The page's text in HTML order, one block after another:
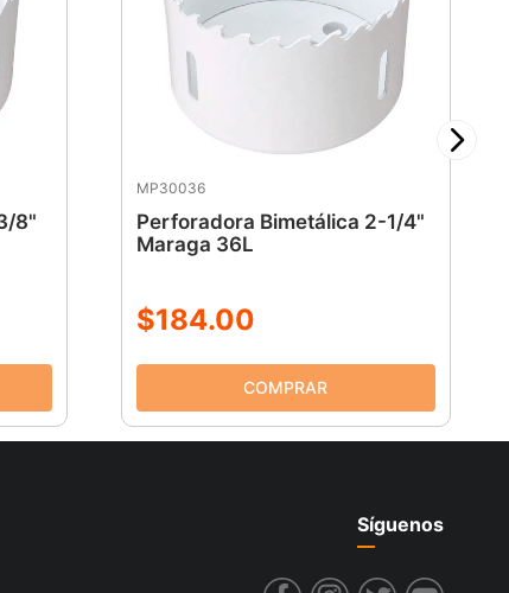
8"
MP30036
Perforadora Bimetálica 2-1/4"
Maraga 36L
$184.00
Síguenos